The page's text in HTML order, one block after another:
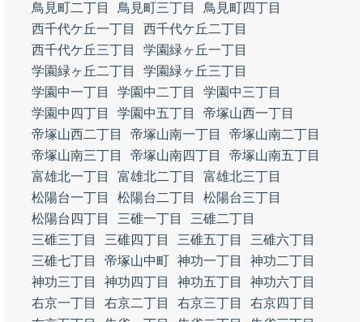
鳥見町二丁目
鳥見町三丁目
鳥見町四丁目
西千代ケ丘一丁目
西千代ケ丘二丁目
西千代ケ丘三丁目
学園緑ヶ丘一丁目
学園緑ヶ丘二丁目
学園緑ヶ丘三丁目
学園中一丁目
学園中二丁目
学園中三丁目
学園中四丁目
学園中五丁目
帝塚山西一丁目
帝塚山西二丁目
帝塚山南一丁目
帝塚山南二丁目
帝塚山南三丁目
帝塚山南四丁目
帝塚山南五丁目
富雄北一丁目
富雄北二丁目
富雄北三丁目
松陽台一丁目
松陽台二丁目
松陽台三丁目
松陽台四丁目
三碓一丁目
三碓二丁目
三碓三丁目
三碓四丁目 三碓五丁目
三碓六丁目
三碓七丁目
帝塚山中町 神功一丁目
神功二丁目
神功三丁目
神功四丁目 神功五丁目
神功六丁目
右京一丁目
右京二丁目 右京三丁目
右京四丁目